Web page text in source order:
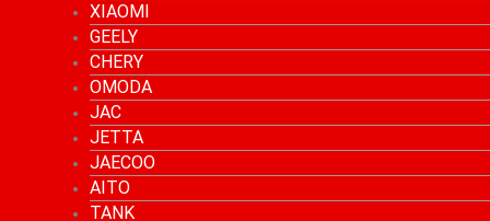
XIAOMI
GEELY
CHERY
OMODA
JAC
JETTA
JAECOO
AITO
TANK